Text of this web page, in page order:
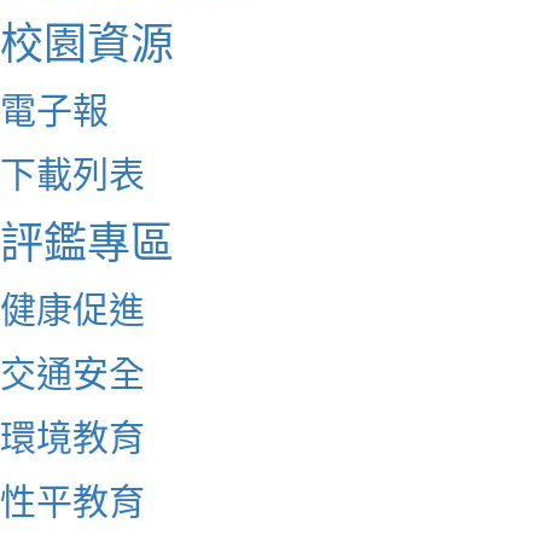
校園資源
電子報
下載列表
評鑑專區
健康促進
交通安全
環境教育
性平教育